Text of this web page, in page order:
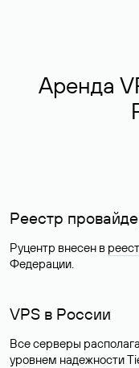
Аренда
Реестр
Руцентр внесен в
Федерации.
VPS в России
Все серверы
уровнем надежности